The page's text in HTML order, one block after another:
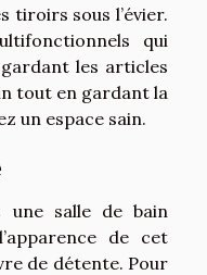
tiroirs sous l’évier.
qui
les articles
tout en gardant la
un espace sain.
une salle de bain
de cet
de détente. Pour